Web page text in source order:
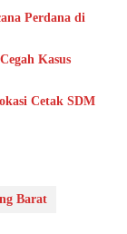
Perdana di
Kasus
Cetak SDM
Barat